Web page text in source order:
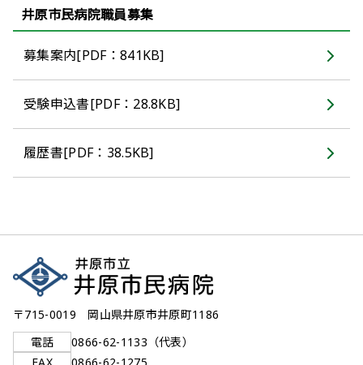
井原市民病院職員募集
募集案内[PDF：841KB]
受験申込書[PDF：28.8KB]
履歴書[PDF：38.5KB]
〒715-0019 岡山県井原市井原町1186
電話
0866-62-1133（代表）